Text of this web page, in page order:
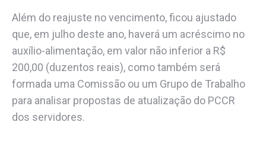
Além do reajuste no vencimento, ficou ajustado
que, em julho deste ano, haverá um acréscimo no
auxílio-alimentação, em valor não inferior a R$
200,00 (duzentos reais), como também será
formada uma Comissão ou um Grupo de Trabalho
para analisar propostas de atualização do PCCR
dos servidores.